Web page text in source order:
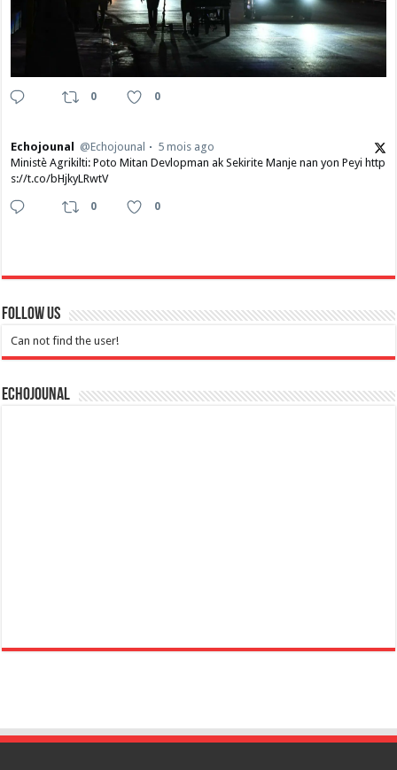
0 0
Echojounal @Echojounal
5 mois ago
Ministè Agrikilti: Poto Mitan Devlopman ak Sekirite Manje nan yon Peyi http
s://t.co/bHjkyLRwtV
0 0
Follow Us
Can not find the user!
Echojounal